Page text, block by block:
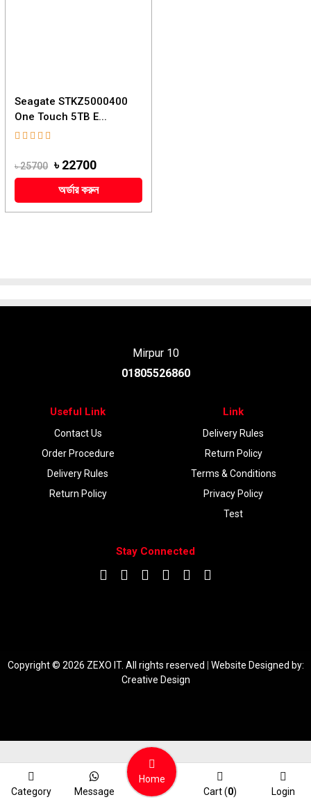
Seagate STKZ5000400
One Touch 5TB E...
৳ 25700 ৳ 22700
অর্ডার করুন
Mirpur 10
01805526860
Useful Link
Contact Us
Order Procedure
Delivery Rules
Return Policy
Link
Delivery Rules
Return Policy
Terms & Conditions
Privacy Policy
Test
Stay Connected
Copyright © 2026 ZEXO IT. All rights reserved
Website Designed by:
Creative Design
Category Message
Home
Cart (0) Login